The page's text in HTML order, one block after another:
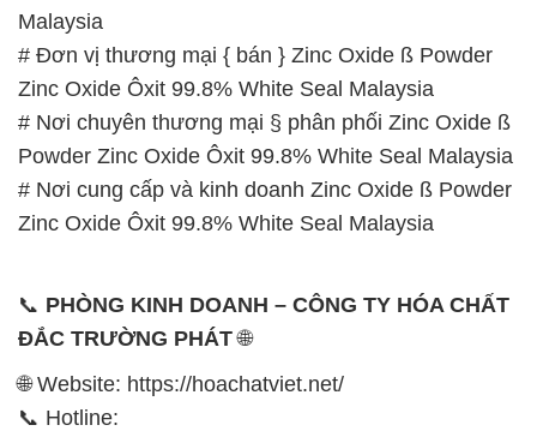
Malaysia
# Đơn vị thương mại { bán } Zinc Oxide ß Powder
Zinc Oxide Ôxit 99.8% White Seal Malaysia
# Nơi chuyên thương mại § phân phối Zinc Oxide ß
Powder Zinc Oxide Ôxit 99.8% White Seal Malaysia
# Nơi cung cấp và kinh doanh Zinc Oxide ß Powder
Zinc Oxide Ôxit 99.8% White Seal Malaysia
📞 PHÒNG KINH DOANH – CÔNG TY HÓA CHẤT
ĐẮC TRƯỜNG PHÁT🌐
🌐 Website: https://hoachatviet.net/
📞 Hotline: